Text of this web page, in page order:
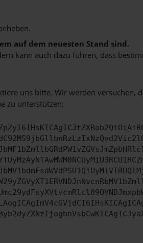
auf dem neuesten Stand sind.
kann auch dazu führen, dass
uns bitte. Wir werden versuchen,
zu unterstützen: